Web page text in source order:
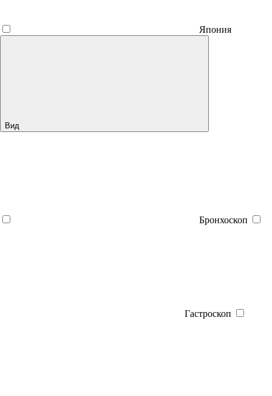
Япония
Вид
Бронхоскоп
Гастроскоп